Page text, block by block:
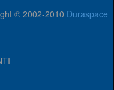
© 2002-2010 Duraspace